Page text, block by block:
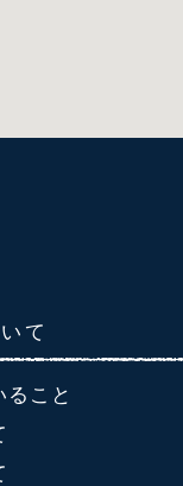
て
ること